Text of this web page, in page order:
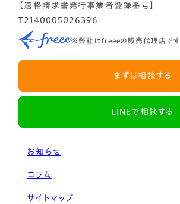
【適格請求書発行事業者登録番号】
T2140005026396
※弊社はfreeeの販売代理店です
まずは相談する
LINEで相談する
お知らせ
コラム
サイトマップ